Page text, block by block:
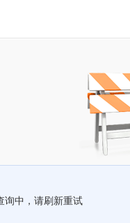
询中，请刷新重试